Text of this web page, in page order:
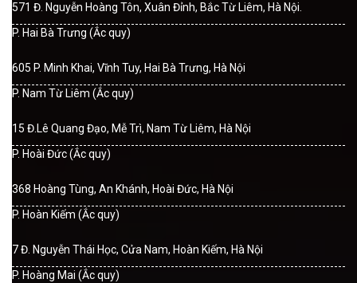
571 Đ. Nguyễn Hoàng Tôn, Xuân Đỉnh, Bắc Từ Liêm, Hà Nội.
P. Hai Bà Trưng (Ắc quy)
605 P. Minh Khai, Vĩnh Tuy, Hai Bà Trưng, Hà Nội
P. Nam Từ Liêm (Ắc quy)
15 Đ.Lê Quang Đạo, Mễ Trì, Nam Từ Liêm, Hà Nội
P. Hoài Đức (Ắc quy)
368 Hoàng Tùng, An Khánh, Hoài Đức, Hà Nội
P. Hoàn Kiếm (Ắc quy)
7 Đ. Nguyễn Thái Học, Cửa Nam, Hoàn Kiếm, Hà Nội
P. Hoàng Mai (Ắc quy)